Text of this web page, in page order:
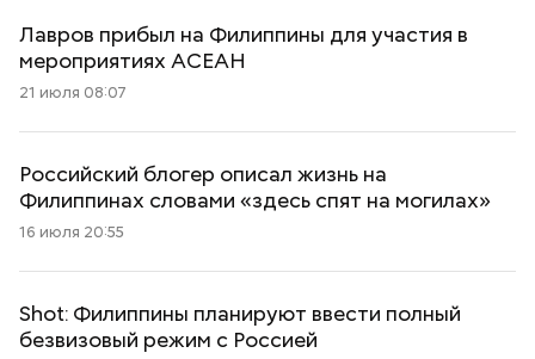
Лавров прибыл на Филиппины для участия в
мероприятиях АСЕАН
21 июля 08:07
Российский блогер описал жизнь на
Филиппинах словами «здесь спят на могилах»
16 июля 20:55
Shot: Филиппины планируют ввести полный
безвизовый режим с Россией